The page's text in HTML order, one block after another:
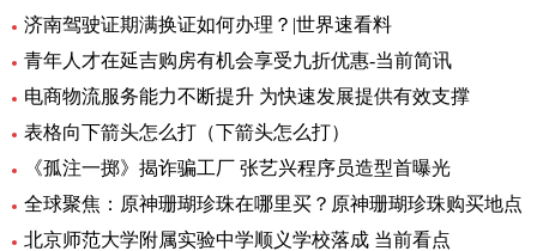
济南驾驶证期满换证如何办理？|世界速看料
青年人才在延吉购房有机会享受九折优惠-当前简讯
电商物流服务能力不断提升 为快速发展提供有效支撑
表格向下箭头怎么打（下箭头怎么打）
《孤注一掷》揭诈骗工厂 张艺兴程序员造型首曝光
全球聚焦：原神珊瑚珍珠在哪里买？原神珊瑚珍珠购买地点
北京师范大学附属实验中学顺义学校落成 当前看点